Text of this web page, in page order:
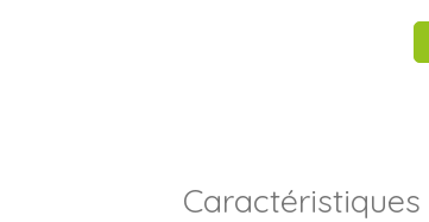
Caractéristiques